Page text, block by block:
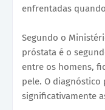
enfrentadas
Segundo o
próstata é o
entre os homens,
pele. O diagnóstico
significativamente